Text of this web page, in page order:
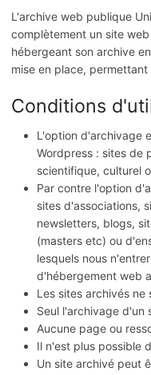
L'archive web publique
complètement un site
hébergeant son archive
mise en place,
Conditions
L'option d'archivage
Wordpress : sites de
scientifique, culturel
Par contre l'option
sites d'associations,
newsletters, blogs,
(masters etc) ou
lesquels nous
d'hébergement web
Les sites archivés
Seul l'archivage d'un
Aucune page ou
Il n'est plus possible
Un site archivé peut